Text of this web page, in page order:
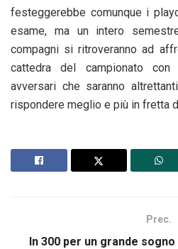
festeggerebbe comunque i
esame, ma un intero
compagni si ritroveranno ad
cattedra del campionato
avversari che saranno
rispondere meglio e più in fretta
Prec.
In 300 per un grande